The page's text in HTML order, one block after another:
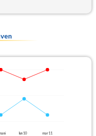
lun 10 mar 11